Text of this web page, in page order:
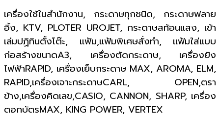
เครื่องใช้ในสำนักงาน, กระดาษทุกชนิด, กระดาษฟลาย
อิ้ง, KTV, PLOTER UROJET, กระดาษสท้อนแสง, เข้า
เล่มปฏิทินตั้งโต๊ะ, แฟ้ม,แฟ้มพิเศษสั่งทำ, แฟ้มใส่แบบ
ก่อสร้างขนาดA3, เครื่องตัดกระดาษ, เครื่องยิง
ไฟฟ้าRAPID, เครื่องเย็บกระดาษ MAX, AROMA, ELM,
RAPID,เครื่องเจาะกระดาษCARL, OPEN,ตรา
ข้าง,เครื่องคิดเลข,CASIO, CANNON, SHARP, เครื่อง
ตอกบัตรMAX, KING POWER, VERTEX